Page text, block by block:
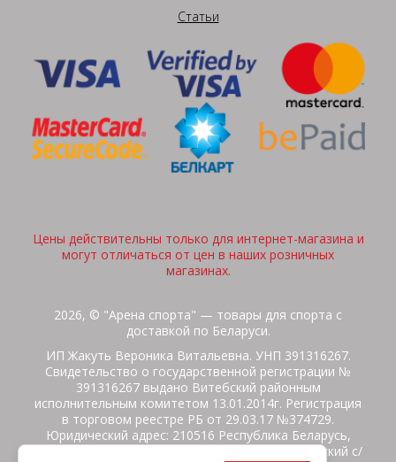
Статьи
Цены действительны только для интернет-магазина и
могут отличаться от цен в наших розничных
магазинах.
2026, © "Арена спорта" — товары для спорта с
доставкой по Беларуси.
ИП Жакуть Вероника Витальевна. УНП 391316267.
Свидетельство о государственной регистрации №
391316267 выдано Витебский районным
исполнительным комитетом 13.01.2014г. Регистрация
в торговом реестре РБ от 29.03.17 №374729.
Юридический адрес: 210516 Республика Беларусь,
Витебская область, Витебский район, Бабиничский с/